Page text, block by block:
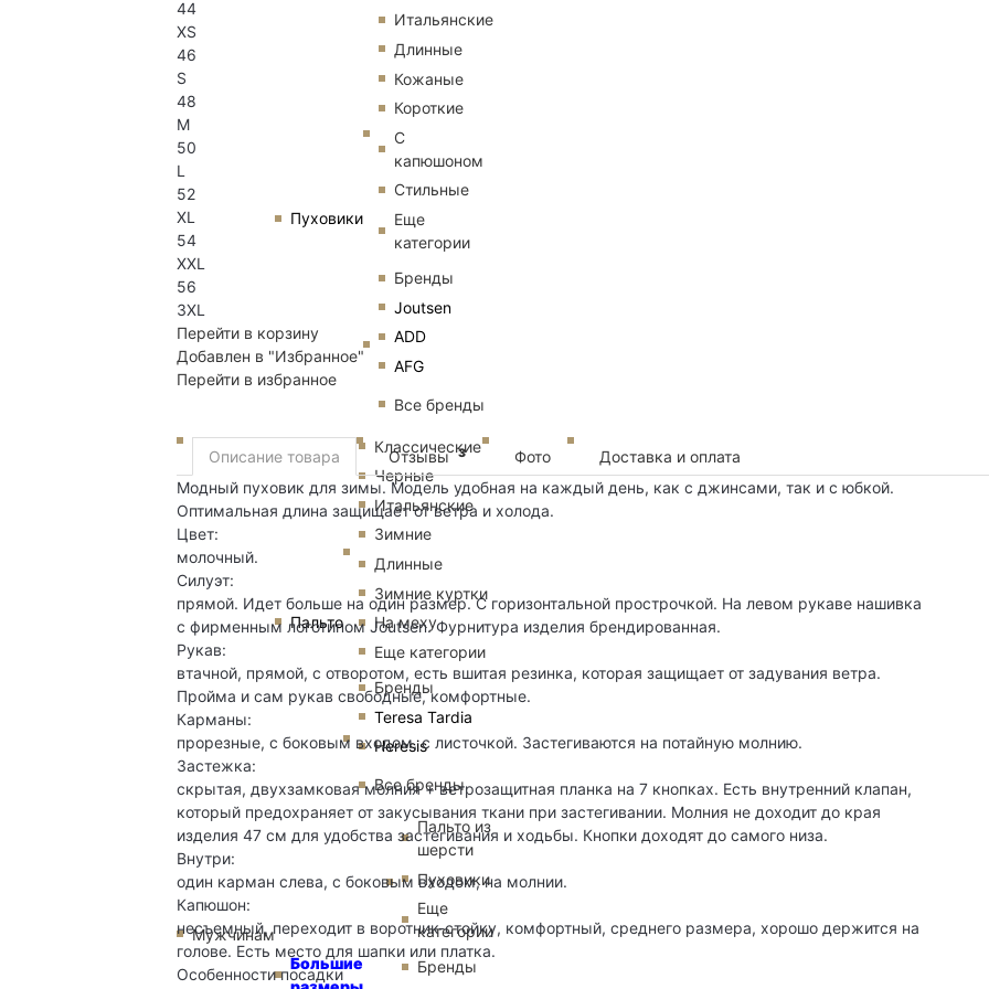
Мужчинам
Пуховики
Итальянские
Длинные
Кожаные
Короткие
С
капюшоном
Стильные
Еще
категории
Бренды
Joutsen
ADD
AFG
Все бренды
Пальто
Классические
Черные
Итальянские
Зимние
Длинные
Зимние куртки
На меху
Еще категории
Бренды
Teresa Tardia
Heresis
Все бренды
Большие
Пальто из
шерсти
Пуховики
Еще
категории
Бренды
44
XS
46
S
48
M
50
L
52
XL
54
XXL
56
3XL
Перейти в корзину
Добавлен в "Избранное"
Перейти в избранное
Описание товара Отзывы 3 Фото
Доставка и оплата
Модный пуховик для зимы. Модель удобная на каждый день, как с джинсами, так и с юбкой.
Оптимальная длина защищает от ветра и холода.
Цвет:
молочный.
Силуэт:
прямой. Идет больше на один размер. С горизонтальной прострочкой. На левом рукаве нашивка
с фирменным логотипом Joutsen. Фурнитура изделия брендированная.
Рукав:
втачной, прямой, с отворотом, есть вшитая резинка, которая защищает от задувания ветра.
Пройма и сам рукав свободные, комфортные.
Карманы:
прорезные, с боковым входом, с листочкой. Застегиваются на потайную молнию.
Застежка:
скрытая, двухзамковая молния + ветрозащитная планка на 7 кнопках. Есть внутренний клапан,
который предохраняет от закусывания ткани при застегивании. Молния не доходит до края
изделия 47 см для удобства застегивания и ходьбы. Кнопки доходят до самого низа.
Внутри:
один карман слева, с боковым входом, на молнии.
Капюшон:
несъемный, переходит в воротник-стойку, комфортный, среднего размера, хорошо держится на
голове. Есть место для шапки или платка.
Особенности посадки